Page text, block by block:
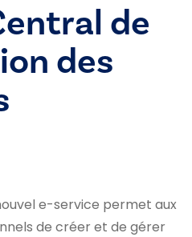
de
des
e-service permet aux
de créer et de gérer